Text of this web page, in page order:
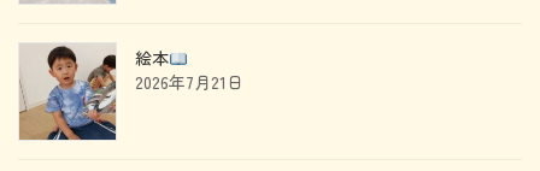
絵本
2026年7月21日